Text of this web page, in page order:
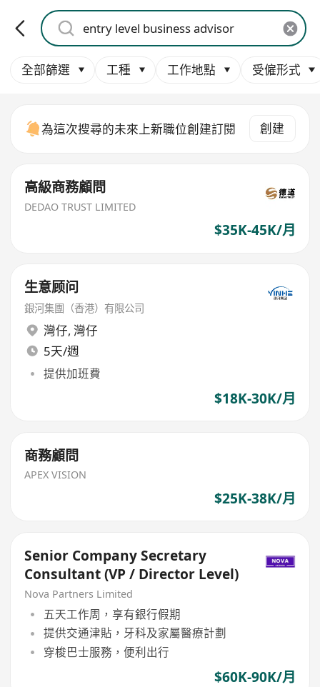
全部篩選 工種 工作地點 受僱形式
為這次搜尋的未來上新職位創建訂閱 創建
高級商務顧問
DEDAO TRUST LIMITED
$35K-45K/月
生意顾问
銀河集團（香港）有限公司
灣仔, 灣仔
5天/週
提供加班費
$18K-30K/月
商務顧問
APEX VISION
$25K-38K/月
Senior Company Secretary
Consultant (VP / Director Level)
Nova Partners Limited
五天工作周，享有銀行假期
提供交通津貼，牙科及家屬醫療計劃
穿梭巴士服務，便利出行
$60K-90K/月